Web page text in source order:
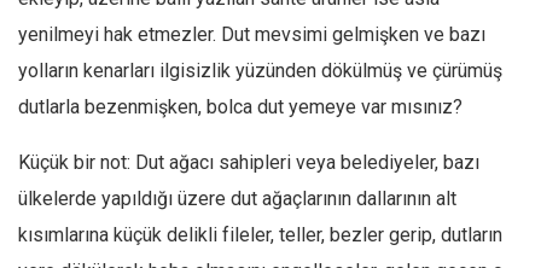
yenilmeyi hak etmezler. Dut mevsimi gelmişken ve bazı
yolların kenarları ilgisizlik yüzünden dökülmüş ve çürümüş
dutlarla bezenmişken, bolca dut yemeye var mısınız?
Küçük bir not: Dut ağacı sahipleri veya belediyeler, bazı
ülkelerde yapıldığı üzere dut ağaçlarının dallarının alt
kısımlarına küçük delikli fileler, teller, bezler gerip, dutların